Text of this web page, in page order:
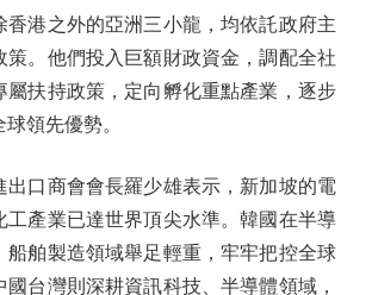
港之外的亞洲三小龍，均依託政府主
策。他們投入巨額財政資金，調配全社
屬扶持政策，定向孵化重點產業，逐步
領先優勢。
口商會會長羅少雄表示，新加坡的電
工產業已達世界頂尖水準。韓國在半導
船舶製造領域舉足輕重，牢牢把控全球
國台灣則深耕資訊科技、半導體領域，